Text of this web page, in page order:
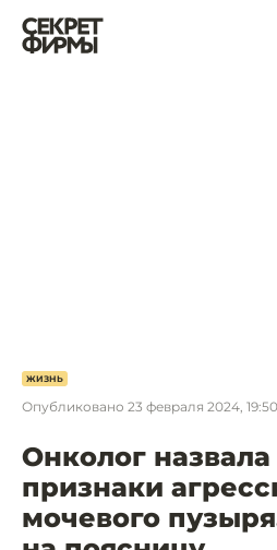
ЖИЗНЬ
Опубликовано 23 февраля 2024, 19:50
Онколог
признаки
мочевого